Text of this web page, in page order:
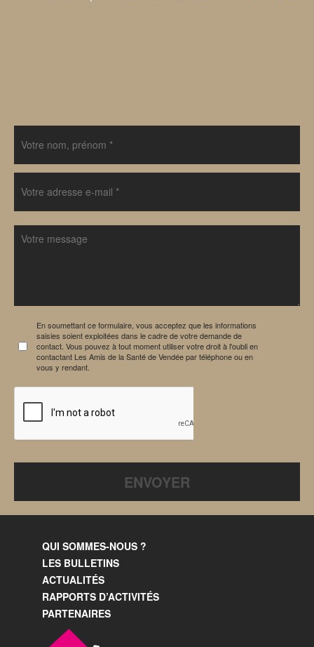
En soumettant ce formulaire, vous acceptez que les informations
saisies soient exploitées dans le cadre de votre demande de
contact. Vous pouvez à tout moment utiliser votre droit à l'oubli en
contactant Les Amis de la Santé de Vendée par téléphone ou en
vous y rendant.
QUI SOMMES-NOUS ?
LES BULLETINS
ACTUALITÉS
RAPPORTS D’ACTIVITÉS
PARTENAIRES